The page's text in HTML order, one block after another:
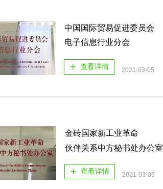
中国国际贸易促进委员会
电子信息行业分会
ꄸ 查看详情 2021-03-05
ꄸ 查看详情
金砖国家新工业革命
伙伴关系中方秘书处办公室
2021-03-05